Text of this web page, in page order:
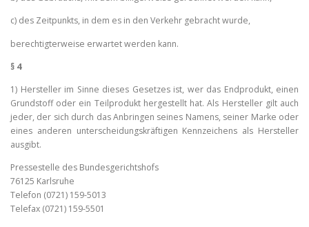
c) des Zeitpunkts, in dem es in den Verkehr gebracht wurde,
berechtigterweise erwartet werden kann.
§ 4
1) Hersteller im Sinne dieses Gesetzes ist, wer das Endprodukt, einen
Grundstoff oder ein Teilprodukt hergestellt hat. Als Hersteller gilt auch
jeder, der sich durch das Anbringen seines Namens, seiner Marke oder
eines anderen unterscheidungskräftigen Kennzeichens als Hersteller
ausgibt.
Pressestelle des Bundesgerichtshofs
76125 Karlsruhe
Telefon (0721) 159-5013
Telefax (0721) 159-5501